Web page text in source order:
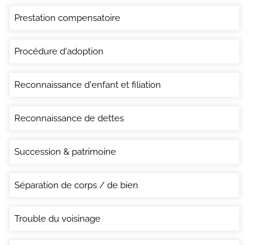
Prestation compensatoire
Procédure d'adoption
Reconnaissance d'enfant et filiation
Reconnaissance de dettes
Succession & patrimoine
Séparation de corps / de bien
Trouble du voisinage